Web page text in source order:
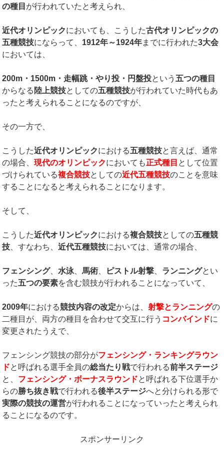
の種目 が行われていたと考えられ、
近代オリンピックにおいても、こうした古代オリンピックの
五種競技にならって、 1912年～1924年までに行われた3大会
においては、
200m ・ 1500m ・ 走幅跳・やり投・円盤投という 五つの種目
からなる 陸上競技としての五種競技が行われていた時代もあ
ったと考えられることになるのですが、
その一方で、
こうした近代オリンピックにおける五種競技と言えば、通常
の場合、現代のオリンピックにおいても正式種目 として位置
づけられている複合競技としての近代五種競技のことを意味
することになると考えられることになります。
そして、
こうした近代オリンピックにおける複合競技としての五種競
技 、すなわち、近代五種競技においては、通常の場合、
フェンシング、 水泳 、馬術 ピストル射撃 ランニングとい
った五つの要素を含む競技が行われることになっていて、
2009年における競技内容の改定からは、射撃とランニングの
二種目が、両方の種目を合わせて交互に行う コンバインドに
変更されたうえで、
フェンシング競技の部分がフェンシング・ランキングラウン
ドと呼ばれる選手全員の総当たり戦で行われる前半ステージ
と、 フェンシング・ボーナスラウンドと呼ばれる下位選手か
らの勝ち抜き戦で行われる後半ステージへと分けられる形で
実際の競技の運営が行われることになっていったと考えられ
ることになるのです。
スポンサーリンク